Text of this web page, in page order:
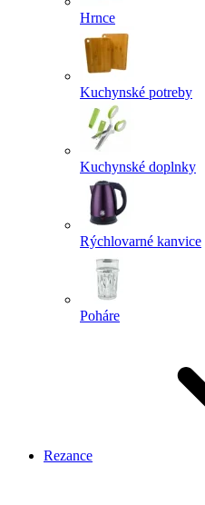
Hrnce
Kuchynské potreby
Kuchynské doplnky
Rýchlovarné kanvice
Poháre
Rezance